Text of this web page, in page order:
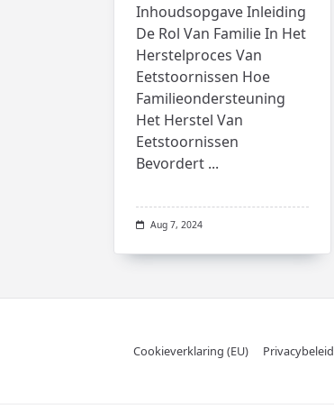
Inhoudsopgave Inleiding
De Rol Van Familie In Het
Herstelproces Van
Eetstoornissen Hoe
Familieondersteuning
Het Herstel Van
Eetstoornissen
Bevordert ...
Aug 7, 2024
Cookieverklaring (EU) Privacybeleid